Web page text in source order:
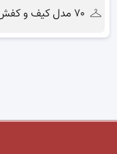
۷۰ مدل کیف و کفش شیک و جدید مناسب عید نوروز ۱۴۰۱